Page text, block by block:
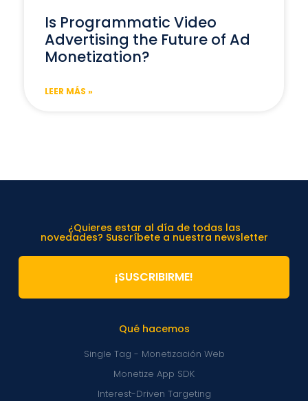
Is Programmatic Video
Advertising the Future of Ad
Monetization?
LEER MÁS »
Qué hacemos
Single Tag - Monetización Web
Monetize App SDK
Interest-Driven Targeting
¿Quieres estar al día de todas las
novedades? Suscríbete a nuestra newsletter
¡SUSCRIBIRME!